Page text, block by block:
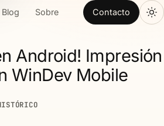
Blog Sobre
Contacto
Android! Impresión
WinDev Mobile